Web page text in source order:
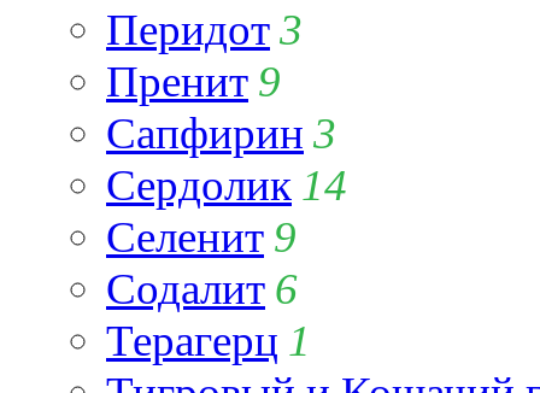
Перидот3
Пренит 9
Сапфирин 3
Сердолик 14
Селенит 9
Содалит 6
Терагерц 1